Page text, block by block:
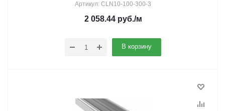
Артикул: CLN10-100-300-3
2 058.44руб./м
В корзину